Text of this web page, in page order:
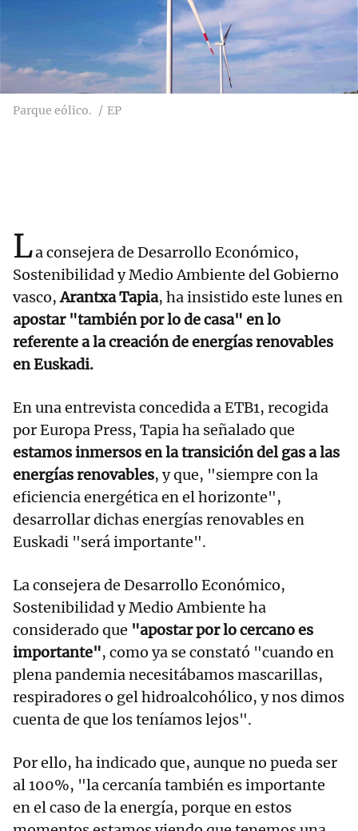
Parque eólico. EP
La consejera de Desarrollo Económico,
Sostenibilidad y Medio Ambiente del Gobierno
vasco,Arantxa Tapia, ha insistido este lunes en
apostar "también por lo de casa" en lo
referente a la creación de energías renovables
en Euskadi.
En una entrevista concedida a ETB1, recogida
por Europa Press, Tapia ha señalado que
estamos inmersos en la transición del gas a las
energías renovables, y que, "siempre con la
eficiencia energética en el horizonte",
desarrollar dichas energías renovables en
Euskadi "será importante".
La consejera de Desarrollo Económico,
Sostenibilidad y Medio Ambiente ha
considerado que "apostar por lo cercano es
importante", como ya se constató "cuando en
plena pandemia necesitábamos mascarillas,
respiradores o gel hidroalcohólico, y nos dimos
cuenta de que los teníamos lejos".
Por ello, ha indicado que, aunque no pueda ser
al 100%, "la cercanía también es importante
en el caso de la energía, porque en estos